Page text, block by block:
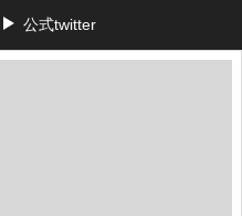
公式twitter